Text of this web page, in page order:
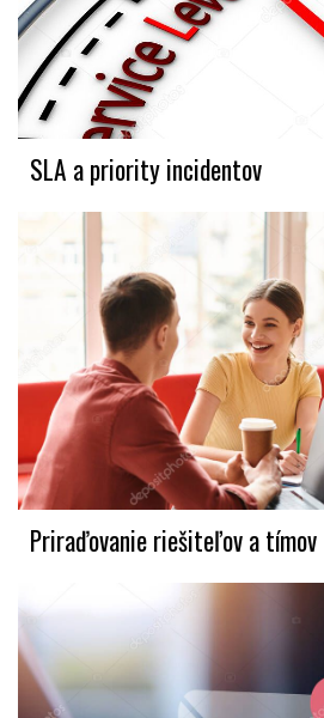
SLA a priority incidentov
Priraďovanie riešiteľov a tímov